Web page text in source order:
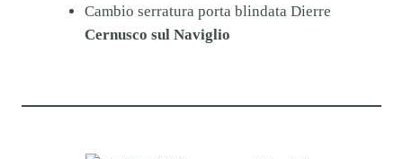
Cambio serratura porta blindata Dierre
Cernusco sul Naviglio